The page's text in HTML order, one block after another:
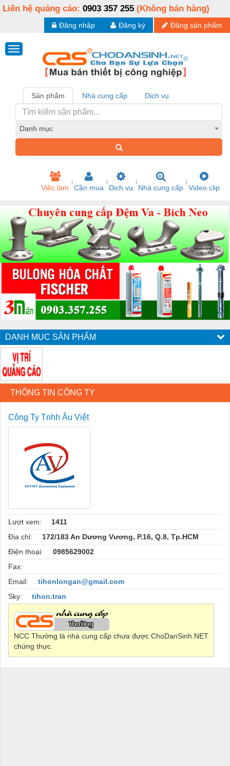
Liên hệ quảng cáo: 0903 357 255 (Không bán hàng)
Đăng sản phẩm
Đăng ký
Đăng nhập
Sản phẩm Nhà cung cấp Dịch vụ
Danh mục
Việc làm Cần mua Dịch vụ Nhà cung cấp Video clip
DANH MỤC SẢN PHẨM
THÔNG TIN CÔNG TY
Công Ty Tnhh Âu Việt
Lượt xem:
1411
Địa chỉ:
172/183 An Dương Vương, P.16, Q.8, Tp.HCM
Điện thoại:
0985629002
Fax:
Email:
tihonlongan@gmail.com
Sky:
tihon.tran
NCC Thường là nhà cung cấp chưa được ChoDanSinh.NET
chứng thực.